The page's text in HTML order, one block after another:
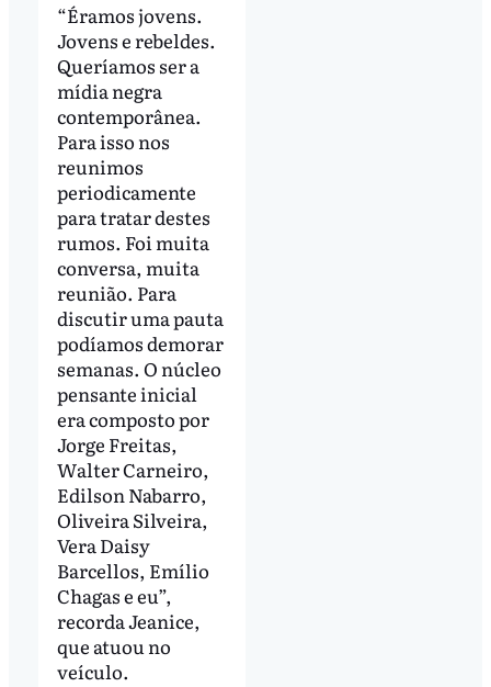
“Éramos jovens.
Jovens e rebeldes.
Queríamos ser a
mídia negra
contemporânea.
Para isso nos
reunimos
periodicamente
para tratar destes
rumos. Foi muita
conversa, muita
reunião. Para
discutir uma pauta
podíamos demorar
semanas. O núcleo
pensante inicial
era composto por
Jorge Freitas,
Walter Carneiro,
Edilson Nabarro,
Oliveira Silveira,
Vera Daisy
Barcellos, Emílio
Chagas e eu”,
recorda Jeanice,
que atuou no
veículo.